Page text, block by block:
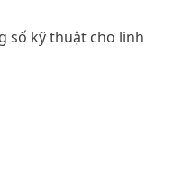
số kỹ thuật cho linh